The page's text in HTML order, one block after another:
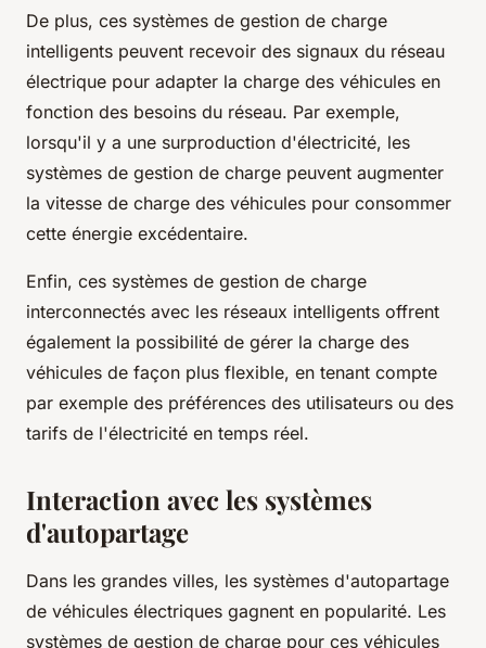
De plus, ces systèmes de gestion de charge
intelligents peuvent recevoir des signaux du réseau
électrique pour adapter la charge des véhicules en
fonction des besoins du réseau. Par exemple,
lorsqu'il y a une surproduction d'électricité, les
systèmes de gestion de charge peuvent augmenter
la vitesse de charge des véhicules pour consommer
cette énergie excédentaire.
Enfin, ces systèmes de gestion de charge
interconnectés avec les réseaux intelligents offrent
également la possibilité de gérer la charge des
véhicules de façon plus flexible, en tenant compte
par exemple des préférences des utilisateurs ou des
tarifs de l'électricité en temps réel.
Interaction avec les systèmes
d'autopartage
Dans les grandes villes, les systèmes d'autopartage
de véhicules électriques gagnent en popularité. Les
systèmes de gestion de charge pour ces véhicules